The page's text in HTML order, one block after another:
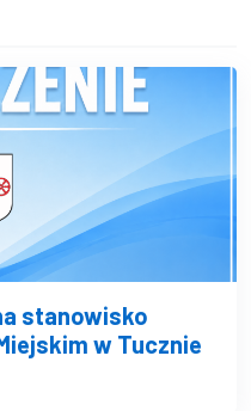
stanowisko
w Tucznie